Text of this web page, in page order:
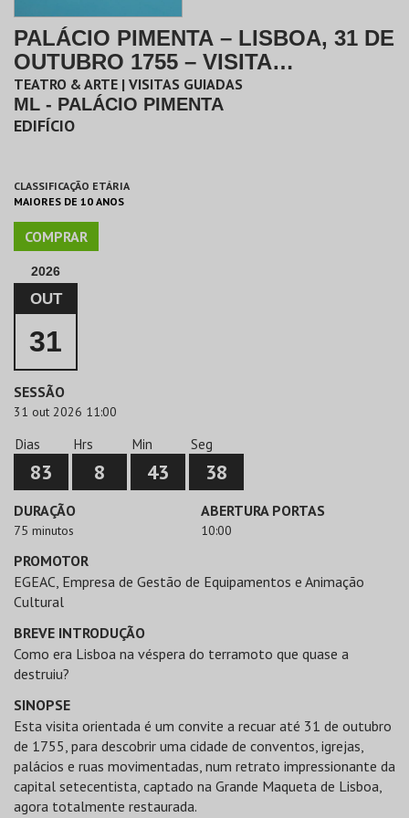
PALÁCIO PIMENTA – LISBOA, 31 DE
OUTUBRO 1755 – VISITA
ORIENTADA
TEATRO & ARTE | VISITAS GUIADAS
ML - PALÁCIO PIMENTA
EDIFÍCIO
CLASSIFICAÇÃO ETÁRIA
MAIORES DE 10 ANOS
COMPRAR
2026
OUT
31
SESSÃO
31 out 2026 11:00
Dias
83
Hrs
8
Min
43
Seg
38
DURAÇÃO
75 minutos
ABERTURA PORTAS
10:00
PROMOTOR
EGEAC, Empresa de Gestão de Equipamentos e Animação
Cultural
BREVE INTRODUÇÃO
Como era Lisboa na véspera do terramoto que quase a
destruiu?
SINOPSE
Esta visita orientada é um convite a recuar até 31 de outubro
de 1755, para descobrir uma cidade de conventos, igrejas,
palácios e ruas movimentadas, num retrato impressionante da
capital setecentista, captado na Grande Maqueta de Lisboa,
agora totalmente restaurada.